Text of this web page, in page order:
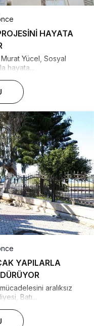
HAYATA
Yücel, Sosyal
hayata...
YAPILARLA
aralıksız
Batı...